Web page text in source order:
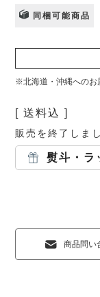
同梱可能商品
※北海道・沖縄へのお
送料込
販売を終了しま
熨斗・ラ
商品問い